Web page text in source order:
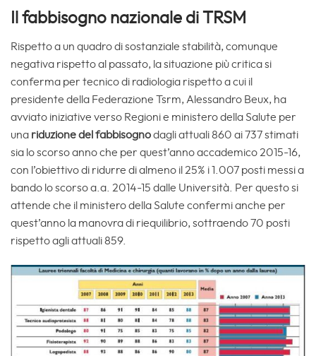
Il fabbisogno nazionale di TRSM
Rispetto a un quadro di sostanziale stabilità, comunque
negativa rispetto al passato, la situazione più critica si
conferma per tecnico di radiologia rispetto a cui il
presidente della Federazione Tsrm, Alessandro Beux, ha
avviato iniziative verso Regioni e ministero della Salute per
una riduzione del fabbisognodagli attuali 860 ai 737 stimati
sia lo scorso anno che per quest’anno accademico 2015-16,
con l’obiettivo di ridurre di almeno il 25% i 1.007 posti messi a
bando lo scorso a.a. 2014-15 dalle Università. Per questo si
attende che il ministero della Salute confermi anche per
quest’anno la manovra di riequilibrio, sottraendo 70 posti
rispetto agli attuali 859.